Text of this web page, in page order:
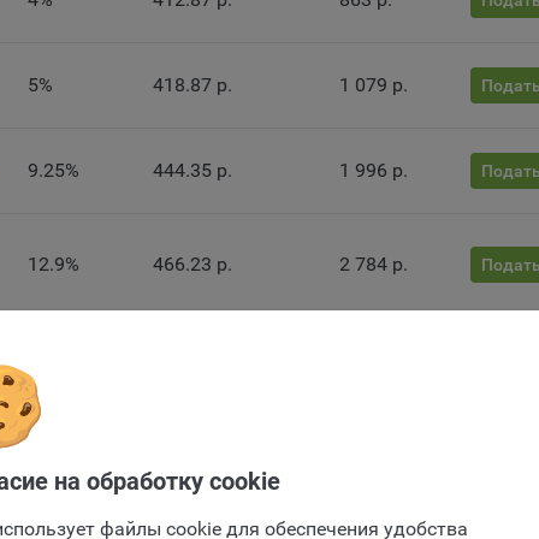
на обработку cookie
файлы cookie для обеспечения удобства
пользователя об их использовании — но в таком случае
файлы cookie, например, определяющие имя
в том числе имени пользователя или выбора языка, и для
повторных прохождений опросов пользователями.
cookie предпочтений, например, для настройки контента.
cookie собирают информацию о выборе пользователя на сайте и
и позволяют Обществу «запомнить» информацию о
файлы cookie, например Яндекс.Метрика, Google
файлы cookie собирают информацию о том, как пользователь
сайты, и позволяют Обществу вносить в них улучшения.
файлы cookie показывают, какие страницы сайта Общества
чаще всего, помогают выявлять трудности, возникающие при
5% 418.87 р. 1 079 р.
9.25% 444.35 р. 1 996 р.
12.9% 466.23 р. 2 784 р.
13.4%
13.4% 469.23 р. 2 892 р.
Отправить заявку
заявки